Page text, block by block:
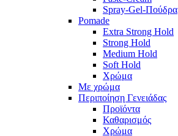
Spray-Gel-Πούδρα
Pomade
Extra Strong Hold
Strong Hold
Medium Hold
Soft Hold
Χρώμα
Με χρώμα
Περιποίηση Γενειάδας
Προϊόντα
Καθαρισμός
Χρώμα